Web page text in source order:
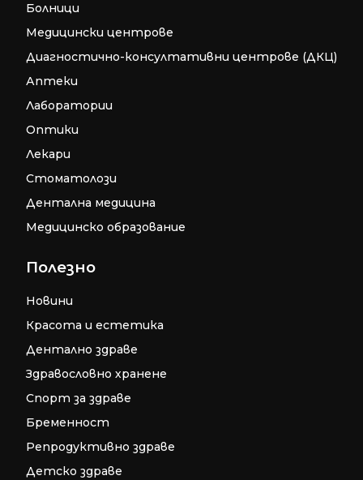
Болници
Медицински центрове
Диагностично-консултативни центрове (ДКЦ)
Аптеки
Лаборатории
Оптики
Лекари
Стоматолози
Дентална медицина
Медицинско образование
Полезно
Новини
Красота и естетика
Дентално здраве
Здравословно хранене
Спорт за здраве
Бременност
Репродуктивно здраве
Детско здраве